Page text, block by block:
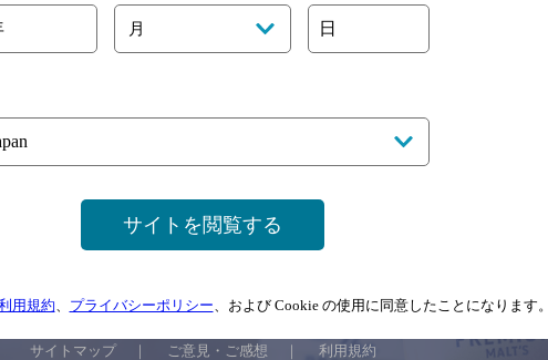
サイトマップ ご意見・ご感想 利用規約
月 日
サイトを閲覧する
用規約 プライバシーポリシー 、および Cookie の使用に同意したことになります。